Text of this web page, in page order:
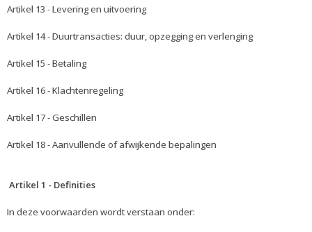
Artikel 13 - Levering en uitvoering
Artikel 14 - Duurtransacties: duur, opzegging en verlenging
Artikel 15 - Betaling
Artikel 16 - Klachtenregeling
Artikel 17 - Geschillen
Artikel 18 - Aanvullende of afwijkende bepalingen
Artikel 1 - Definities
In deze voorwaarden wordt verstaan onder: